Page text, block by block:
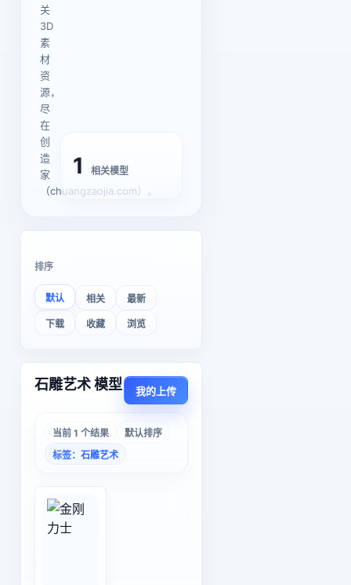
关
3D
素
材
资
源，
尽
在
创
造
家
（chuangzaojia.com）。
1 相关模型
排序
默认 相关 最新
下载 收藏 浏览
石雕艺术 模型 我的上传
当前 1 个结果
默认排序
标签：石雕艺术